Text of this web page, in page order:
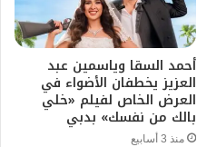
أحمد السقا وياسمين عبد
العزيز يخطفان الأضواء في
العرض الخاص لفيلم «خلي
بالك من نفسك» بدبي
منذ 3 أسابيع